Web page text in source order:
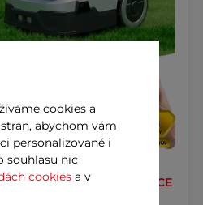
robotická sekačka
Genie 600 (900m²)
AKCE
cookies a
abychom vám
personalizované i
souhlasu nic
cookies a v